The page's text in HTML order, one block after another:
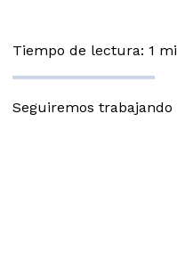
Tiempo de lectura: 1
Seguiremos